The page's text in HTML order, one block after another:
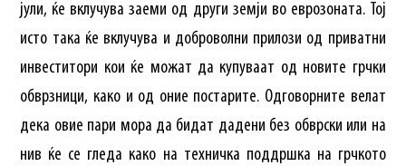
јули, ќе вклучува заеми од други земји во еврозоната. Тој
исто така ќе вклучува и доброволни прилози од приватни
инвеститори кои ќе можат да купуваат од новите грчки
обврзници, како и од оние постарите. Одговорните велат
дека овие пари мора да бидат дадени без обврски или на
нив ќе се гледа како на техничка поддршка на грчкото